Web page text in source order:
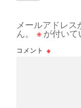
メールアドレ
ん。
※ が付いて
コメント ※